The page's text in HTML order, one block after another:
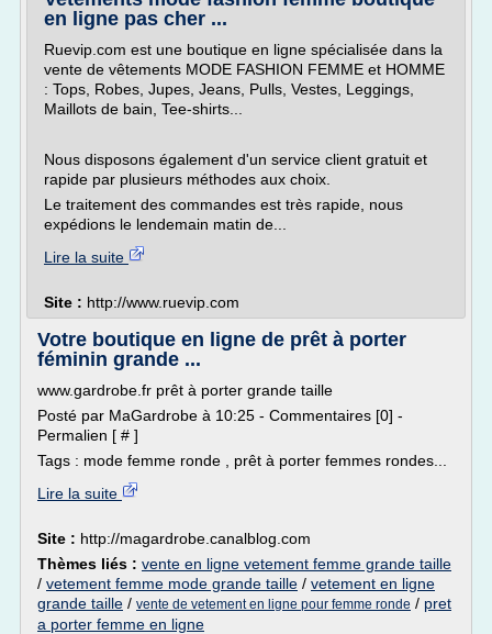
en ligne pas cher ...
Ruevip.com est une boutique en ligne spécialisée dans la
vente de vêtements MODE FASHION FEMME et HOMME
: Tops, Robes, Jupes, Jeans, Pulls, Vestes, Leggings,
Maillots de bain, Tee-shirts...
Nous disposons également d'un service client gratuit et
rapide par plusieurs méthodes aux choix.
Le traitement des commandes est très rapide, nous
expédions le lendemain matin de...
Lire la suite
Site : http://www.ruevip.com
Votre boutique en ligne de prêt à porter
féminin grande ...
www.gardrobe.fr prêt à porter grande taille
Posté par MaGardrobe à 10:25 - Commentaires [0] -
Permalien [ # ]
Tags : mode femme ronde , prêt à porter femmes rondes...
Lire la suite
Site : http://magardrobe.canalblog.com
Thèmes liés : vente en ligne vetement femme grande taille
/ vetement femme mode grande taille / vetement en ligne
grande taille / vente de vetement en ligne pour femme ronde / pret
a porter femme en ligne